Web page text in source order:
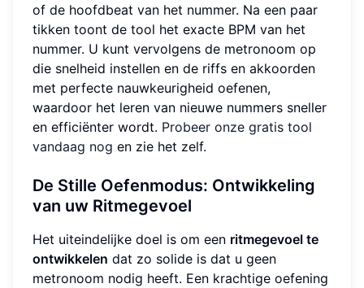
of de hoofdbeat van het nummer. Na een paar
tikken toont de tool het exacte BPM van het
nummer. U kunt vervolgens de metronoom op
die snelheid instellen en de riffs en akkoorden
met perfecte nauwkeurigheid oefenen,
waardoor het leren van nieuwe nummers sneller
en efficiënter wordt. Probeer onze gratis tool
vandaag nog en zie het zelf.
De Stille Oefenmodus: Ontwikkeling
van uw Ritmegevoel
Het uiteindelijke doel is om een ritmegevoel te
ontwikkelen dat zo solide is dat u geen
metronoom nodig heeft. Een krachtige oefening